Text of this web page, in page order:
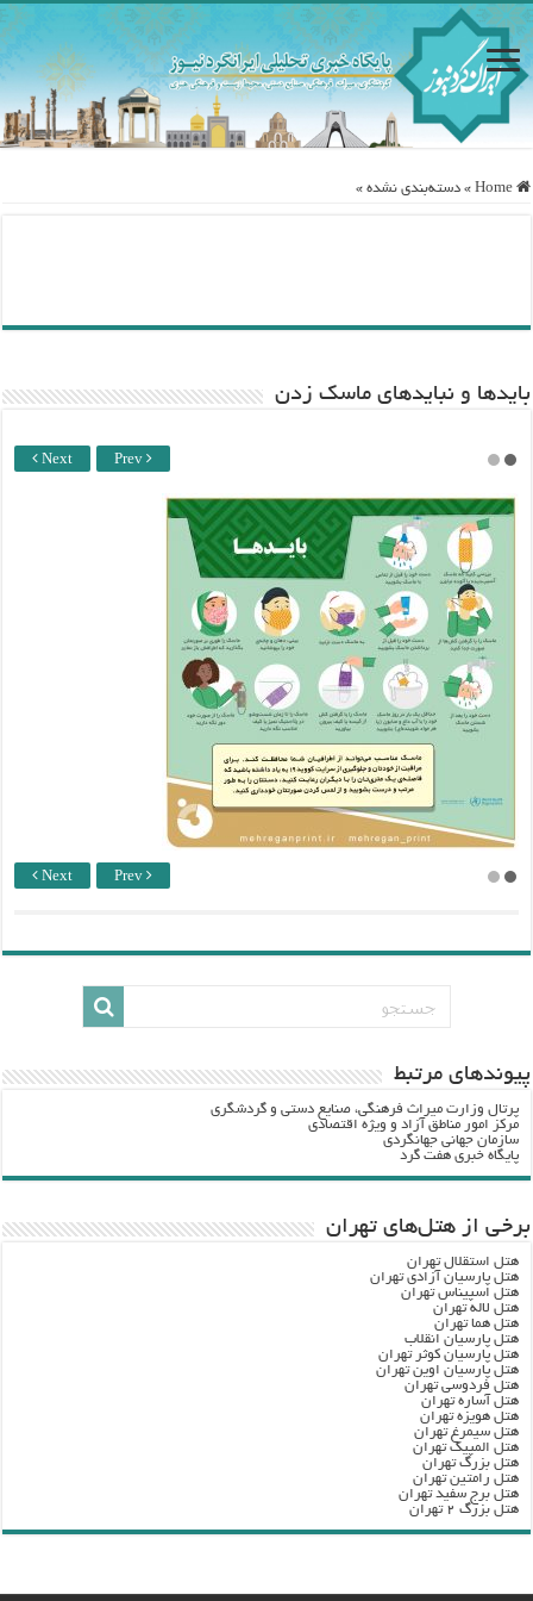
Home
» دسته‌بندی نشده »
باید‌ها و نبایدهای ماسک زدن
Next Prev
Next Prev
پيوندهاي مرتبط
پرتال وزارت ميراث فرهنگي، صنایع دستی و گردشگري
مرکز امور مناطق آزاد و ویژه اقتصادی
سازمان جهانی جهانگردی
پایگاه خبری هفت گرد
برخی از هتل‌های تهران
هتل استقلال تهران
هتل پارسیان آزادی تهران
هتل اسپیناس تهران
هتل لاله تهران
هتل هما تهران
هتل پارسیان انقلاب
هتل پارسیان کوثر تهران
هتل پارسیان اوین تهران
هتل فردوسی تهران
هتل آساره تهران
هتل هویزه تهران
هتل سیمرغ تهران
هتل المپیک تهران
هتل بزرگ تهران
هتل رامتین تهران
هتل برج سفید تهران
هتل بزرگ ۲ تهران